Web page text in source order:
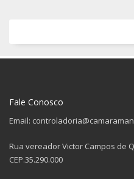
Fale Conosco
Email:
Rua vereador Victor Campos de
CEP.35.290.000